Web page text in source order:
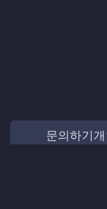
문의하기